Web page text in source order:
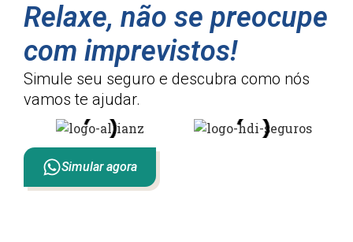
Relaxe, não se preocupe
com imprevistos!
Simule seu seguro e descubra como nós
vamos te ajudar.
Simular agora